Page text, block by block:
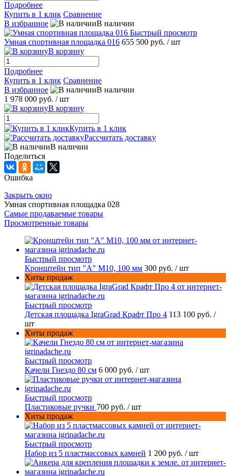
Подробнее
Купить в 1 клик Сравнение
В избранное
В наличии
Быстрый просмотр
Умная спортивная площадка 016 655 500 руб. / шт
В корзину
Подробнее
Купить в 1 клик Сравнение
В избранное
В наличии
1 978 000 руб. / шт
В корзину
Купить в 1 клик
Рассчитать доставку
В наличии
Поделиться
Ошибка
Закрыть окно
Умная спортивная площадка 028
Самые продаваемые товары
Просмотренные товары
Быстрый просмотр
Кронштейн тип "A" M10, 100 мм 300 руб. / шт
Хиты продаж
Быстрый просмотр
Детская площадка IgraGrad Крафт Про 4 113 100 руб. /
шт
Хиты продаж
Быстрый просмотр
Качели Гнездо 80 см 6 000 руб. / шт
Быстрый просмотр
Пластиковые ручки 700 руб. / шт
Хиты продаж
Быстрый просмотр
Набор из 5 пластмассовых камней 1 200 руб. / шт